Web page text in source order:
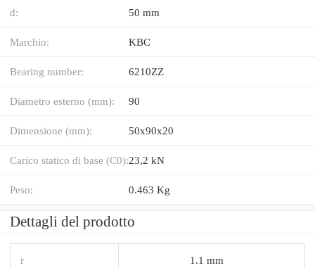
d: 50 mm
Marchio: KBC
Bearing number: 6210ZZ
Diametro esterno (mm): 90
Dimensione (mm): 50x90x20
Carico statico di base (C0):23,2 kN
Peso: 0.463 Kg
Dettagli del prodotto
r 1.1 mm